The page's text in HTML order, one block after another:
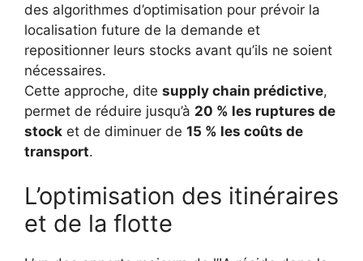
des algorithmes d’optimisation pour prévoir la
localisation future de la demande et
repositionner leurs stocks avant qu’ils ne soient
nécessaires.
Cette approche, dite supply chain prédictive,
permet de réduire jusqu’à 20 % les ruptures de
stock et de diminuer de 15 % les coûts de
transport.
L’optimisation des itinéraires
et de la flotte